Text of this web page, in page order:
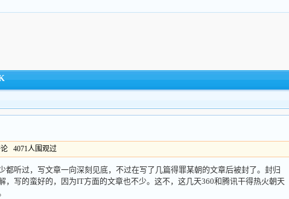
4071人围观过
听过，写文章一向深刻见底，不过在写了几篇得罪某朝的文章后被封了。封归
，写的蛮好的，因为IT方面的文章也不少。这不，这几天360和腾讯干得热火朝天